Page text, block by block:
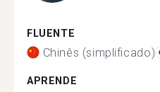
FLUENTE
Chinês (simplificado)
APRENDE